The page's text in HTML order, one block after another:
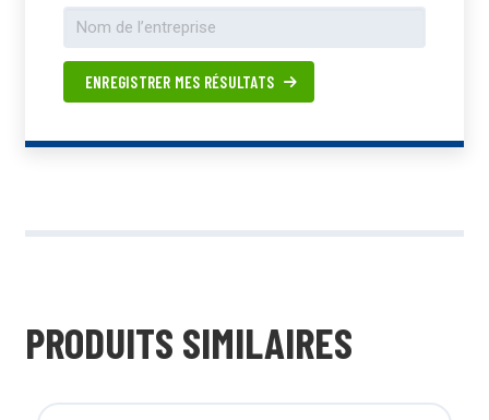
ENREGISTRER MES RÉSULTATS
PRODUITS SIMILAIRES